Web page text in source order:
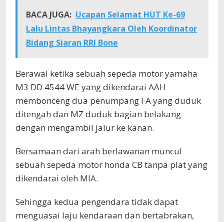
BACA JUGA: Ucapan Selamat HUT Ke-69
Lalu Lintas Bhayangkara Oleh Koordinator
Bidang Siaran RRI Bone
Berawal ketika sebuah sepeda motor yamaha
M3 DD 4544 WE yang dikendarai AAH
membonceng dua penumpang FA yang duduk
ditengah dan MZ duduk bagian belakang
dengan mengambil jalur ke kanan.
Bersamaan dari arah berlawanan muncul
sebuah sepeda motor honda CB tanpa plat yang
dikendarai oleh MIA.
Sehingga kedua pengendara tidak dapat
menguasai laju kendaraan dan bertabrakan,